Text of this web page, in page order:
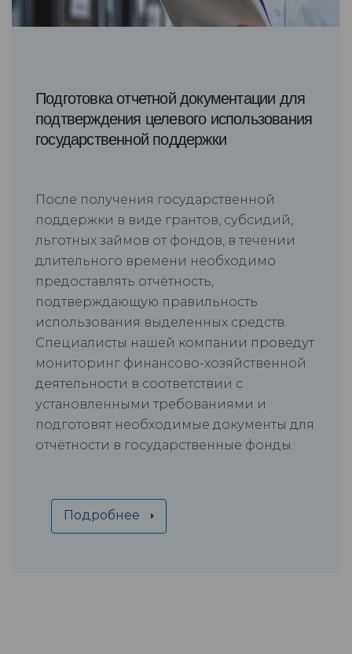
Подготовка отчетной документации для
подтверждения целевого использования
государственной поддержки
После получения государственной
поддержки в виде грантов, субсидий,
льготных займов от фондов, в течении
длительного времени необходимо
предоставлять отчётность,
подтверждающую правильность
использования выделенных средств.
Специалисты нашей компании проведут
мониторинг финансово-хозяйственной
деятельности в соответствии с
установленными требованиями и
подготовят необходимые документы для
отчётности в государственные фонды.
Подробнее